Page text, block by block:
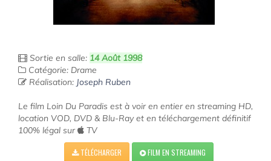
Sortie en salle: 14 Août 1998
Catégorie: Drame
Réalisation: Joseph Ruben
Le film Loin Du Paradis est à voir en entier en streaming HD,
location VOD, DVD & Blu-Ray et en téléchargement définitif
100% légal sur
TV
TÉLÉCHARGER FILM EN STREAMING